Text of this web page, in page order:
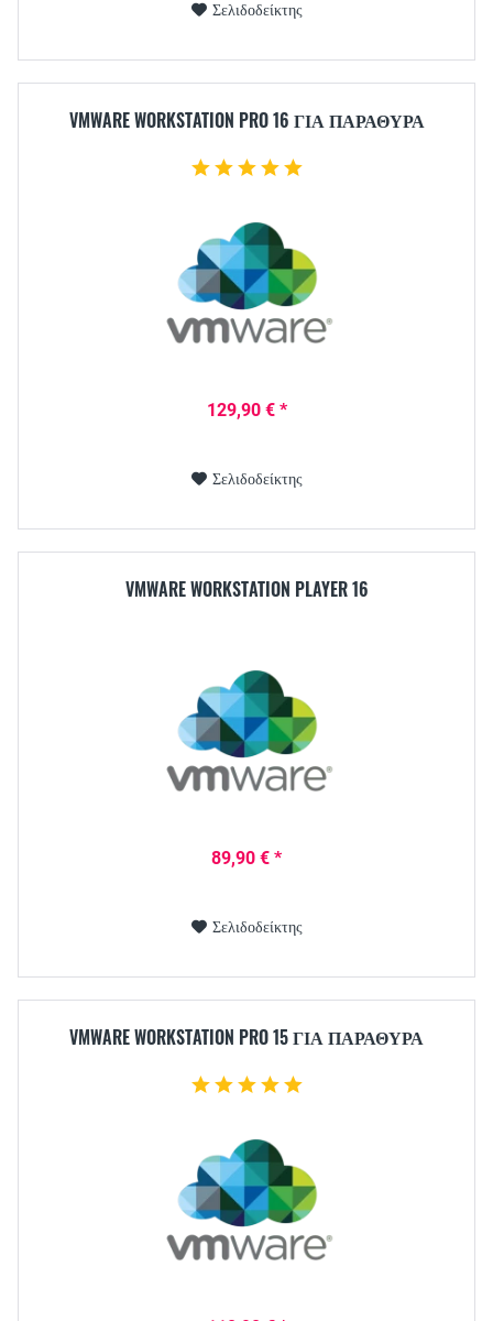
Σελιδοδείκτης
VMWARE WORKSTATION PRO 16 ΓΙΑ ΠΑΡΆΘΥΡΑ
129,90 € *
Σελιδοδείκτης
VMWARE WORKSTATION PLAYER 16
89,90 € *
Σελιδοδείκτης
VMWARE WORKSTATION PRO 15 ΓΙΑ ΠΑΡΆΘΥΡΑ